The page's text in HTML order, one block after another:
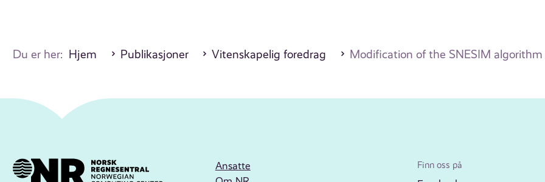
Du er her: Hjem Publikasjoner Vitenskapelig foredrag Modification of the SNESIM algorithm
Ansatte
Finn oss på